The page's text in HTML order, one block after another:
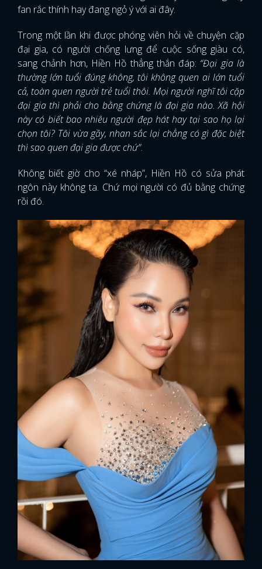
fan rắc thính hay đang ngỏ ý với ai đây.
Trong một lần khi được phóng viên hỏi về chuyện cặp
đại gia, có người chống lưng để cuộc sống giàu có,
sang chảnh hơn, Hiền Hồ thẳng thắn đáp: “Đại gia là
thường lớn tuổi đúng không, tôi không quen ai lớn tuổi
cả, toàn quen người trẻ tuổi thôi. Mọi người nghĩ tôi cặp
đại gia thì phải cho bằng chứng là đại gia nào. Xã hội
này có biết bao nhiêu người đẹp hát hay tại sao họ lại
chọn tôi? Tôi vừa gầy, nhan sắc lại chẳng có gì đặc biệt
thì sao quen đại gia được chứ".
Không biết giờ cho “xé nháp”, Hiền Hồ có sửa phát
ngôn này không ta. Chứ mọi người có đủ bằng chứng
rồi đó.